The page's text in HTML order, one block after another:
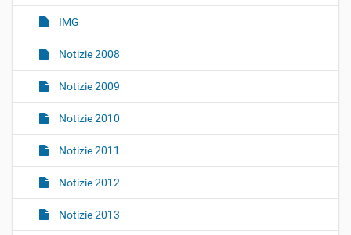
n
IMG
Notizie 2008
Notizie 2009
Notizie 2010
Notizie 2011
Notizie 2012
Notizie 2013